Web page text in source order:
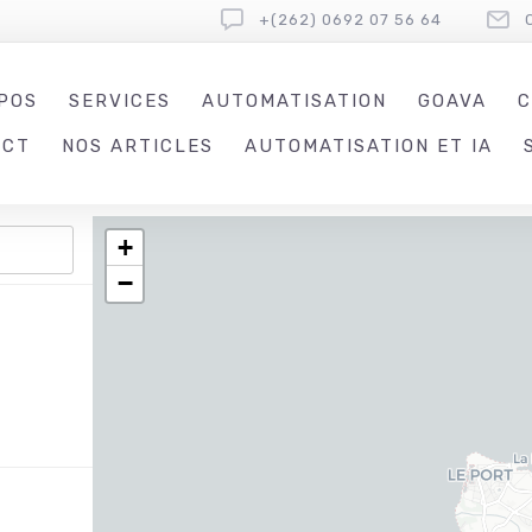
+(262) 0692 07 56 64
SERVICES AUTOMATISATION GOAVA
NOS ARTICLES AUTOMATISATION ET IA
+
−